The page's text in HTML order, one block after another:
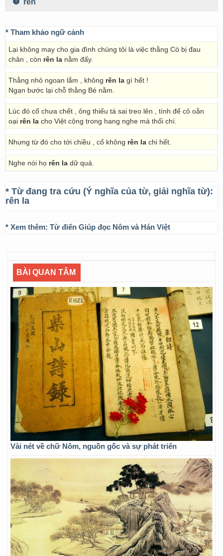
rền
* Tham khảo ngữ cảnh
Lại không may cho gia đình chúng tôi là việc thằng Cò bị đau
chân , còn rên la nằm đấy.
Thằng nhỏ ngoan lắm , không rên la gì hết !
Ngạn bước lại chỗ thằng Bé nằm.
Lúc đó cổ chưa chết , ông thiếu tá sai treo lên , tính để cô oằn
oại rên la cho Việt cộng trong hang nghe mà thối chí.
Nhưng từ đó cho tới chiều , cổ không rên la chi hết.
Nghe nói họ rên la dữ quá.
* Từ đang tra cứu (Ý nghĩa của từ, giải nghĩa từ):
rên la
* Xem thêm: Từ điển Giúp đọc Nôm và Hán Việt
BÀI QUAN TÂM
Vài nét về chữ Nôm, nguồn gốc và sự phát triển